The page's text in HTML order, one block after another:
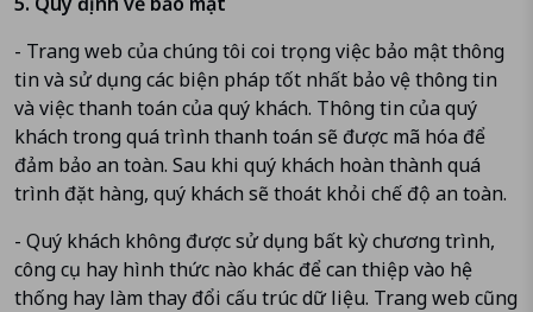
- Trang web của chúng tôi coi trọng việc bảo mật thông
tin và sử dụng các biện pháp tốt nhất bảo vệ thông tin
và việc thanh toán của quý khách. Thông tin của quý
khách trong quá trình thanh toán sẽ được mã hóa để
đảm bảo an toàn. Sau khi quý khách hoàn thành quá
trình đặt hàng, quý khách sẽ thoát khỏi chế độ an toàn.
- Quý khách không được sử dụng bất kỳ chương trình,
công cụ hay hình thức nào khác để can thiệp vào hệ
thống hay làm thay đổi cấu trúc dữ liệu. Trang web cũng